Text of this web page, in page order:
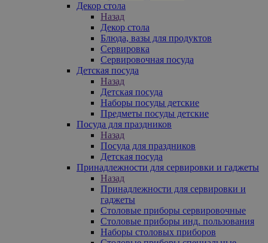
Декор стола
Назад
Декор стола
Блюда, вазы для продуктов
Сервировка
Сервировочная посуда
Детская посуда
Назад
Детская посуда
Наборы посуды детские
Предметы посуды детские
Посуда для праздников
Назад
Посуда для праздников
Детская посуда
Принадлежности для сервировки и гаджеты
Назад
Принадлежности для сервировки и
гаджеты
Столовые приборы сервировочные
Столовые приборы инд. пользования
Наборы столовых приборов